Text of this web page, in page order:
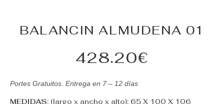
BALANCIN ALMUDENA 01
428.20€
Portes Gratuitos. Entrega en 7 – 12 días
MEDIDAS: (largo x ancho x alto): 65 X 100 X 106